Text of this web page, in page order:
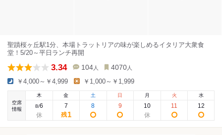
聖蹟桜ヶ丘駅1分、本場トラットリアの味が楽しめるイタリア大衆食
堂！5/20～平日ランチ再開
3.34 104 人 4070 人
￥4,000～￥4,999 ￥1,000～￥1,999
空席
情報
木
8/6
金
7
残1
土
8
日
9
月
10
火
11
水
12